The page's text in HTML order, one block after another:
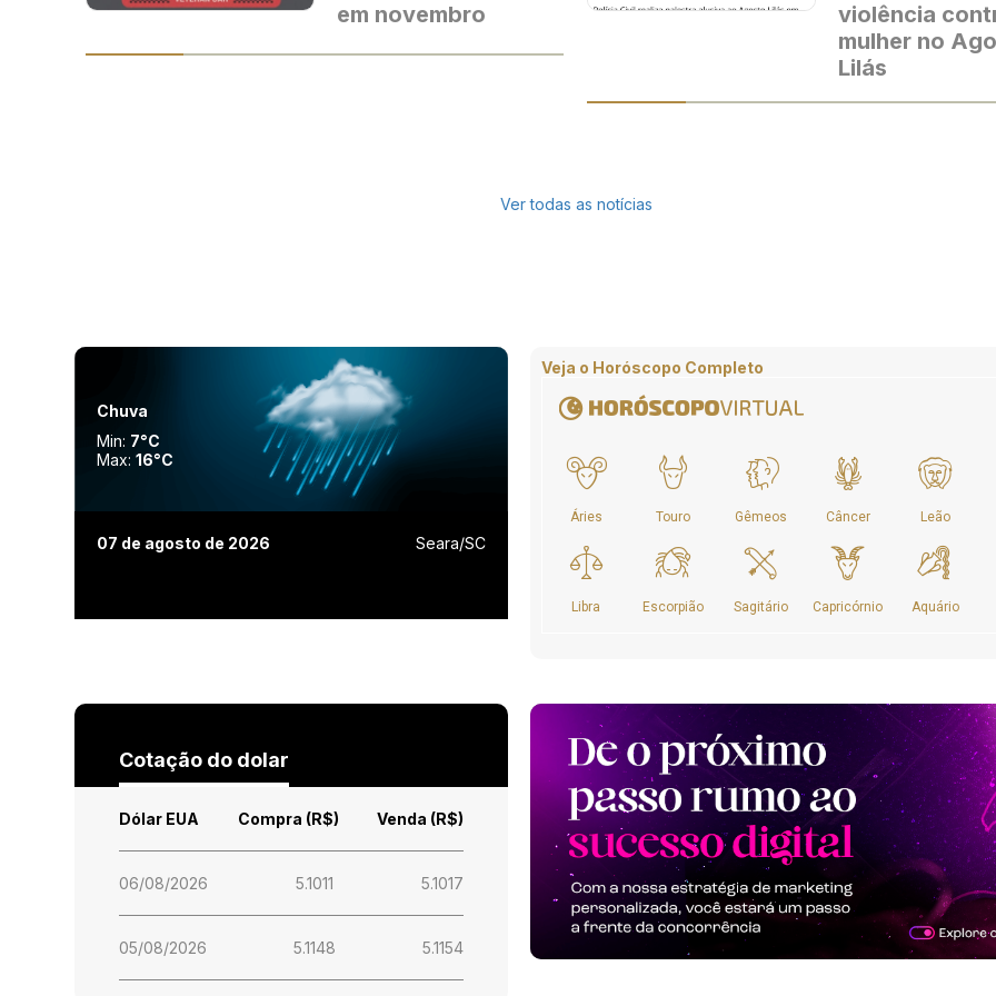
em novembro
violência
mulher no
Lilás
Ver todas as notícias
Chuva
Min: 7°C
Max: 16°C
07 de agosto de 2026 Seara/SC
Veja o Horóscopo Completo
Cotação do dolar
Dólar EUA Compra (R$) Venda (R$)
06/08/2026 5.1011 5.1017
05/08/2026 5.1148 5.1154